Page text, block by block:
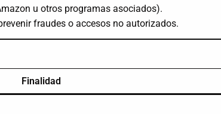
u otros programas asociados).
fraudes o accesos no autorizados.
Finalidad